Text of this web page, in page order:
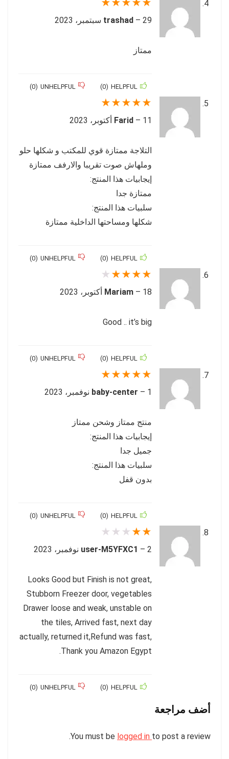
★
★
★
★
★
trashad – 29 سبتمبر، 2023
ممتاز
HELPFUL
(
0
)
UNHELPFUL
(
0
)
★
★
★
★
★
Farid – 11 أكتوبر، 2023
التلاجة ممتازة قوي للمكتب و شكلها حلو
وملهاش صوت تقريبا والارفف ممتازة
إيجابيات هذا المنتج:
ممتازة جدا
سلبيات هذا المنتج:
شكلها ومساحتها الداخلية ممتازة
HELPFUL
(
0
)
UNHELPFUL
(
0
)
★
★
★
★
★
Mariam – 18 أكتوبر، 2023
Good .. it’s big
HELPFUL
(
0
)
UNHELPFUL
(
0
)
★
★
★
★
★
baby-center – 1 نوفمبر، 2023
منتج ممتاز وشحن ممتاز
إيجابيات هذا المنتج:
جميل جدا
سلبيات هذا المنتج:
بدون قفل
HELPFUL
(
0
)
UNHELPFUL
(
0
)
★
★
★
★
★
user-M5YFXC1 – 2 نوفمبر، 2023
Looks Good but Finish is not great,
Stubborn Freezer door, vegetables
Drawer loose and weak, unstable on
the tiles, Arrived fast, next day
actually, returned it,Refund was fast,
Thank you Amazon Egypt.
HELPFUL
(
0
)
UNHELPFUL
(
0
)
أضف مراجعة
You must be logged in to post a review.